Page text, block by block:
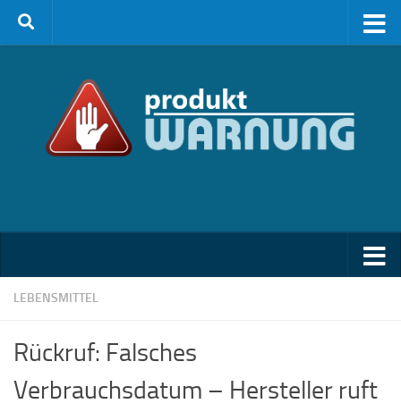
Zum Inhalt springen
LEBENSMITTEL
Rückruf: Falsches
Verbrauchsdatum – Hersteller ruft